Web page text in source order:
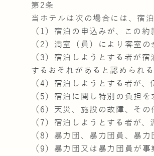
第2条
当ホテルは次の場合には、宿
（1）宿泊の申込みが、この
（2）満室（員）により客室の
（3）宿泊しようとする者が
するおそれがあると認められる
（4）宿泊しようとする者が
（5）宿泊に関し特別の負担を
（6）天災、施設の故障、そ
（7）宿泊しようとする者が
（8）暴力団、暴力団員、暴
（9）暴力団又は暴力団員が